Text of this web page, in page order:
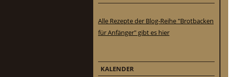
Alle Rezepte der Blog-Reihe "Brotbacken
für Anfänger" gibt es hier
KALENDER